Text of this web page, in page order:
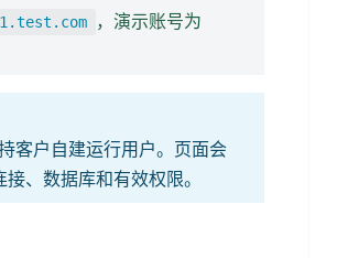
，演示账号为
客户自建运行用户。页面会
、数据库和有效权限。